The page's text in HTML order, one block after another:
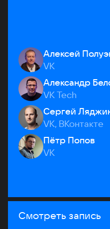
Алексей
VK
Александр
VK Tech
Сергей
VK, ВКонтакте
Пётр Попов
VK
Смотреть запись